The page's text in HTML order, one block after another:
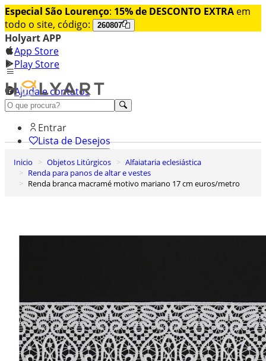
Especial São Lourenço: 15% de DESCONTO EXTRA em
todo o site, código:
260807
Holyart APP
App Store
Play Store
Ajuda e contatos
Conheça premium
Entrar
Lista de Desejos
0
Carrinho de Compras
Inicio Objetos Litúrgicos
Alfaiataria eclesiástica
Renda para panos de altar e vestes
Renda branca macramé motivo mariano 17 cm euros/metro